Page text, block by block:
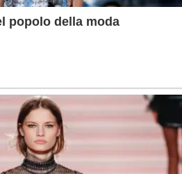
popolo della moda